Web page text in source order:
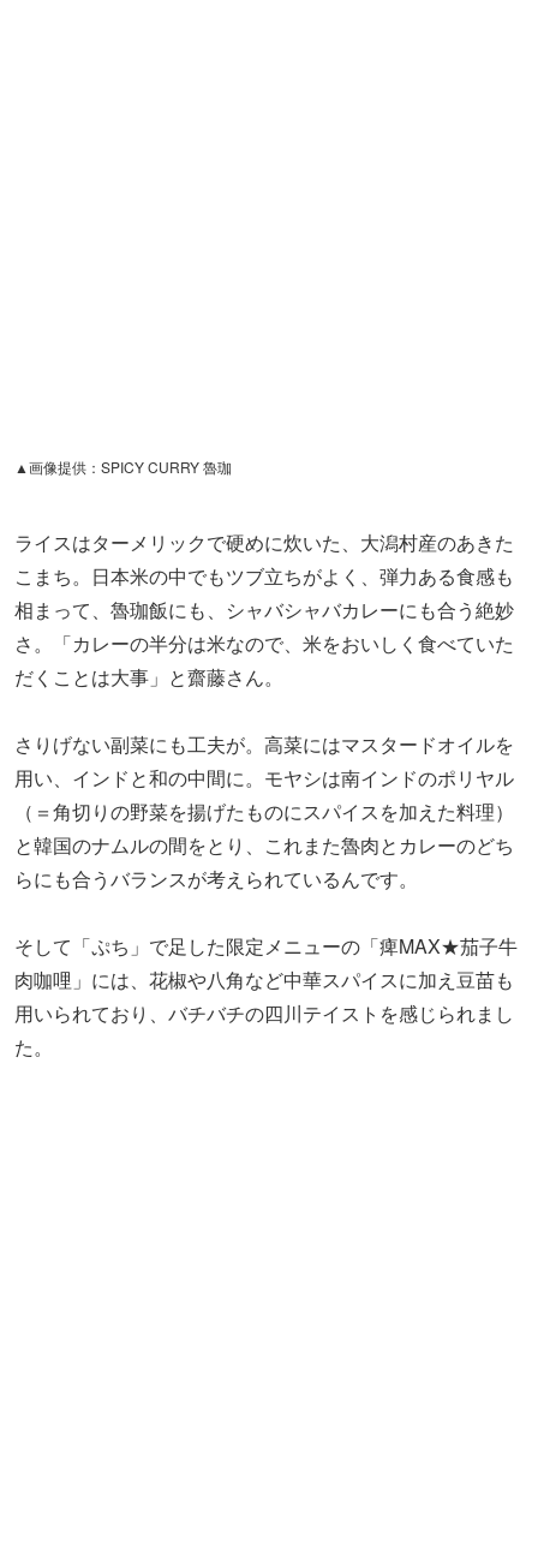
さ。「カレーの半分は米なので、米をおいしく食べていた
さりげない副菜にも工夫が。高菜にはマスタードオイルを
用い、インドと和の中間に。モヤシは南インドのポリヤル
（＝角切りの野菜を揚げたものにスパイスを加えた料理）
と韓国のナムルの間をとり、これまた魯肉とカレーのどち
そして「ぷち」で足した限定メニューの「痺MAX★茄子牛
肉咖哩」には、花椒や八角など中華スパイスに加え豆苗も
用いられており、バチバチの四川テイストを感じられまし
た。